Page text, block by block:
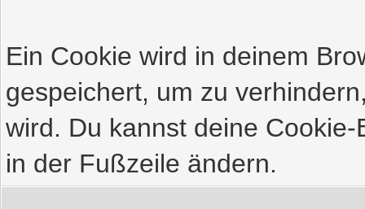
Ein Cookie wird in deinem
gespeichert, um zu
wird. Du kannst deine
in der Fußzeile ändern.